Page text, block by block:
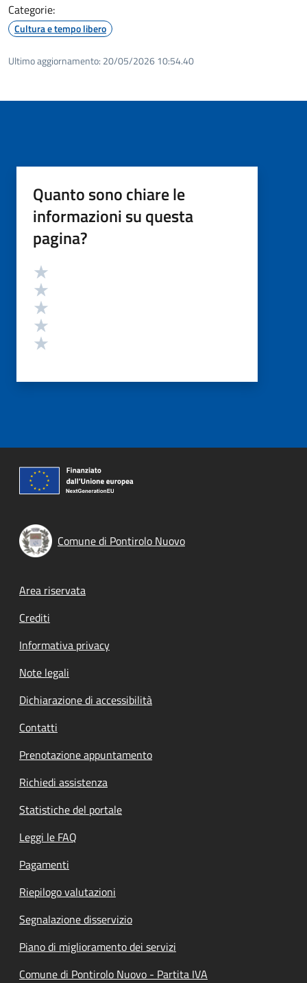
Categorie:
Cultura e tempo libero
Ultimo aggiornamento: 20/05/2026 10:54.40
Quanto sono chiare le
informazioni su questa
pagina?
Valutazione
Comune di Pontirolo Nuovo
Footer menu
Area riservata
Crediti
Informativa privacy
Note legali
Dichiarazione di accessibilità
Contatti
Prenotazione appuntamento
Richiedi assistenza
Statistiche del portale
Leggi le FAQ
Pagamenti
Riepilogo valutazioni
Segnalazione disservizio
Piano di miglioramento dei servizi
Comune di Pontirolo Nuovo - Partita IVA